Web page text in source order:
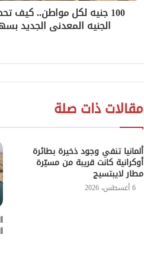
100 جنيه لكل مواطن.. كيف
الجنيه المعدنى الجديد
مقالات ذات صلة
ألمانيا تنفي وجود ذخيرة بطائرة
أوكرانية كانت قريبة من مسيّرة
مطار لايبتسيج
6 أغسطس، 2026